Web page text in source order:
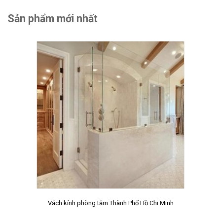
Sản phẩm mới nhất
Vách kính phòng tắm Thành Phố Hồ Chi Minh